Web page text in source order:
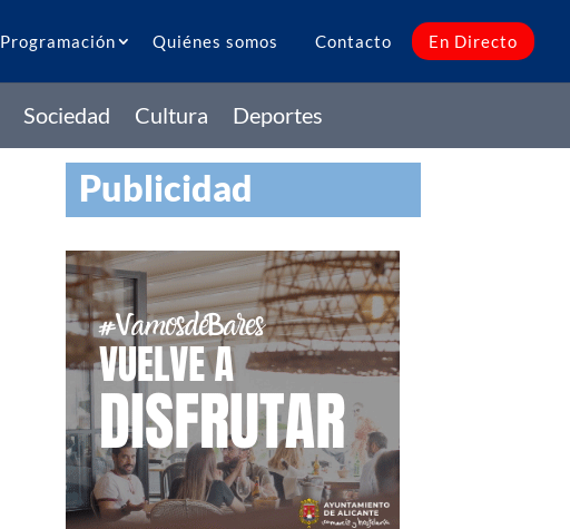
Programación Quiénes somos Contacto En Directo
Sociedad Cultura Deportes
Publicidad